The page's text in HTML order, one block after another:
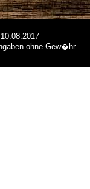
ohne Gew�hr.